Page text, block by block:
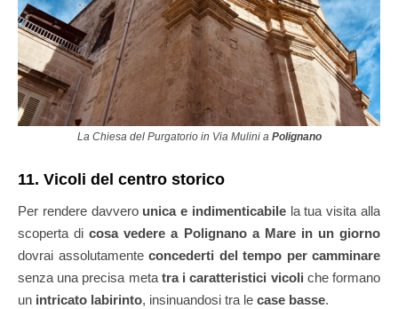
La Chiesa del Purgatorio in Via Mulini a Polignano
11. Vicoli del centro storico
Per rendere davverounica e indimenticabilela tua visita alla
scoperta dicosa vedere a Polignano a Mare in un giorno
dovrai assolutamente concederti del tempo per camminare
senza una precisa meta tra i caratteristici vicoli che formano
un intricato labirinto, insinuandosi tra le case basse.